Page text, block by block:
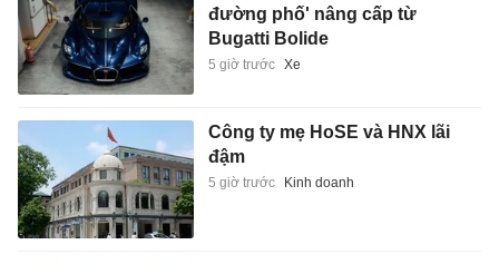
đường phố' nâng cấp từ
Bugatti Bolide
5 giờ trước Xe
Công ty mẹ HoSE và HNX lãi
đậm
5 giờ trước Kinh doanh